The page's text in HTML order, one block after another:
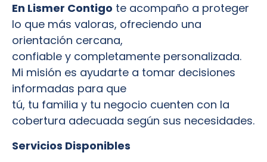
En Lismer Contigo te acompaño a proteger
lo que más valoras, ofreciendo una
orientación cercana,
confiable y completamente personalizada.
Mi misión es ayudarte a tomar decisiones
informadas para que
tú, tu familia y tu negocio cuenten con la
cobertura adecuada según sus necesidades.
Servicios Disponibles